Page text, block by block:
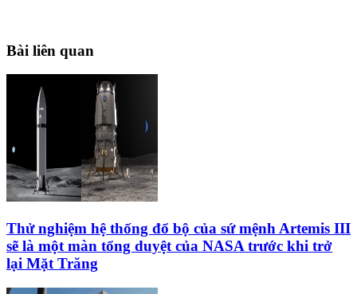
Bài liên quan
Thử nghiệm hệ thống đổ bộ của sứ mệnh Artemis III
sẽ là một màn tổng duyệt của NASA trước khi trở
lại Mặt Trăng